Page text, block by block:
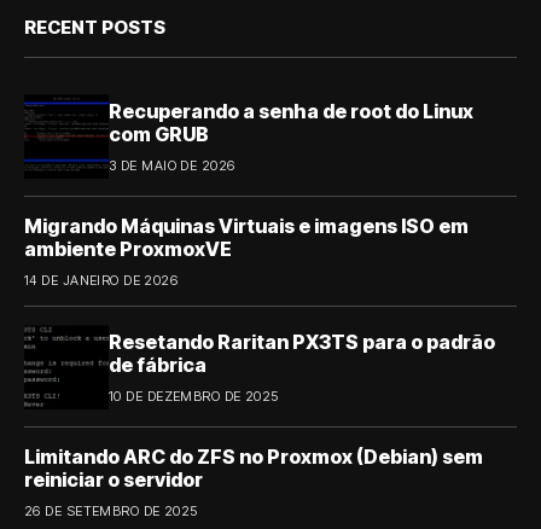
RECENT POSTS
Recuperando a senha de root do Linux
com GRUB
3 DE MAIO DE 2026
Migrando Máquinas Virtuais e imagens ISO em
ambiente ProxmoxVE
14 DE JANEIRO DE 2026
Resetando Raritan PX3TS para o padrão
de fábrica
10 DE DEZEMBRO DE 2025
Limitando ARC do ZFS no Proxmox (Debian) sem
reiniciar o servidor
26 DE SETEMBRO DE 2025